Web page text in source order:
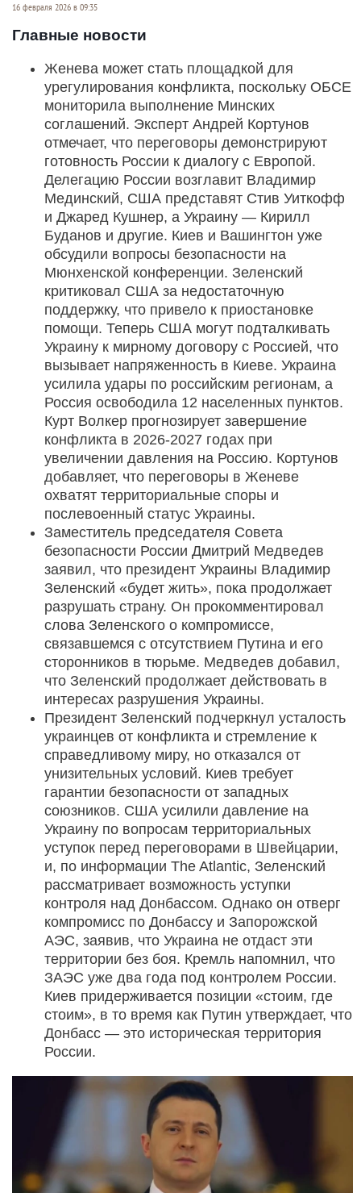
16 февраля 2026 в 09:35
Главные новости
Женева может стать площадкой для
урегулирования конфликта, поскольку ОБСЕ
мониторила выполнение Минских
соглашений. Эксперт Андрей Кортунов
отмечает, что переговоры демонстрируют
готовность России к диалогу с Европой.
Делегацию России возглавит Владимир
Мединский, США представят Стив Уиткофф
и Джаред Кушнер, а Украину — Кирилл
Буданов и другие. Киев и Вашингтон уже
обсудили вопросы безопасности на
Мюнхенской конференции. Зеленский
критиковал США за недостаточную
поддержку, что привело к приостановке
помощи. Теперь США могут подталкивать
Украину к мирному договору с Россией, что
вызывает напряженность в Киеве. Украина
усилила удары по российским регионам, а
Россия освободила 12 населенных пунктов.
Курт Волкер прогнозирует завершение
конфликта в 2026-2027 годах при
увеличении давления на Россию. Кортунов
добавляет, что переговоры в Женеве
охватят территориальные споры и
послевоенный статус Украины.
Заместитель председателя Совета
безопасности России Дмитрий Медведев
заявил, что президент Украины Владимир
Зеленский «будет жить», пока продолжает
разрушать страну. Он прокомментировал
слова Зеленского о компромиссе,
связавшемся с отсутствием Путина и его
сторонников в тюрьме. Медведев добавил,
что Зеленский продолжает действовать в
интересах разрушения Украины.
Президент Зеленский подчеркнул усталость
украинцев от конфликта и стремление к
справедливому миру, но отказался от
унизительных условий. Киев требует
гарантии безопасности от западных
союзников. США усилили давление на
Украину по вопросам территориальных
уступок перед переговорами в Швейцарии,
и, по информации The Atlantic, Зеленский
рассматривает возможность уступки
контроля над Донбассом. Однако он отверг
компромисс по Донбассу и Запорожской
АЭС, заявив, что Украина не отдаст эти
территории без боя. Кремль напомнил, что
ЗАЭС уже два года под контролем России.
Киев придерживается позиции «стоим, где
стоим», в то время как Путин утверждает, что
Донбасс — это историческая территория
России.